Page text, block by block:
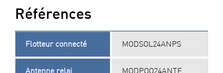
Références
Flotteur connecté MODSOL24ANPS